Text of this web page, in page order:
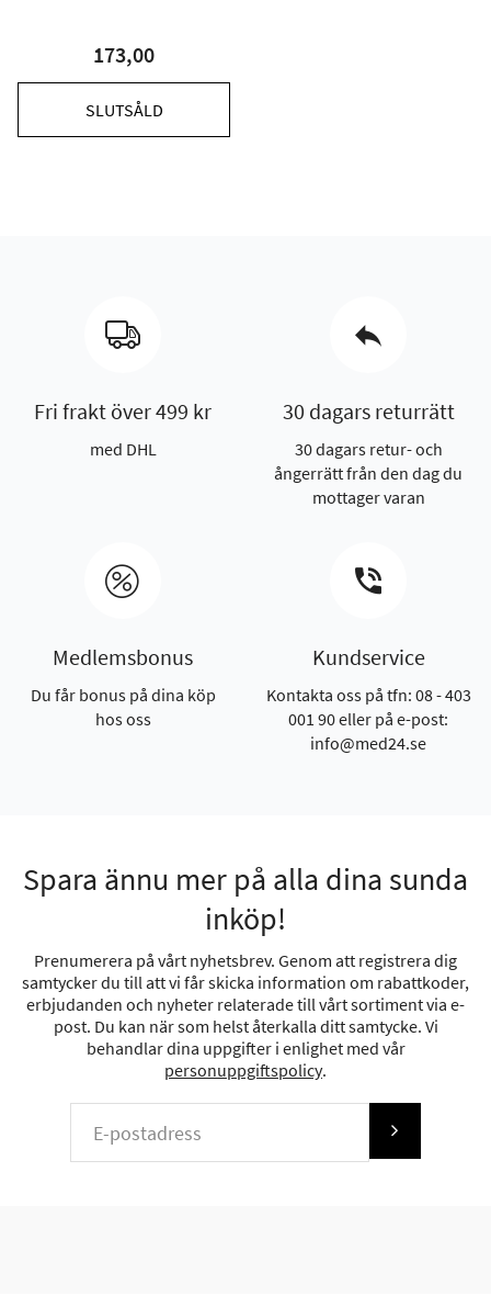
173,00
SLUTSÅLD
Fri frakt över 499 kr
med DHL
30 dagars returrätt
30 dagars retur- och
ångerrätt från den dag du
mottager varan
Medlemsbonus
Du får bonus på dina köp
hos oss
Kundservice
Kontakta oss på tfn: 08 - 403
001 90 eller på e-post:
info@med24.se
Spara ännu mer på alla dina sunda
inköp!
Prenumerera på vårt nyhetsbrev. Genom att registrera dig
samtycker du till att vi får skicka information om rabattkoder,
erbjudanden och nyheter relaterade till vårt sortiment via e-
post. Du kan när som helst återkalla ditt samtycke. Vi
behandlar dina uppgifter i enlighet med vår
personuppgiftspolicy.